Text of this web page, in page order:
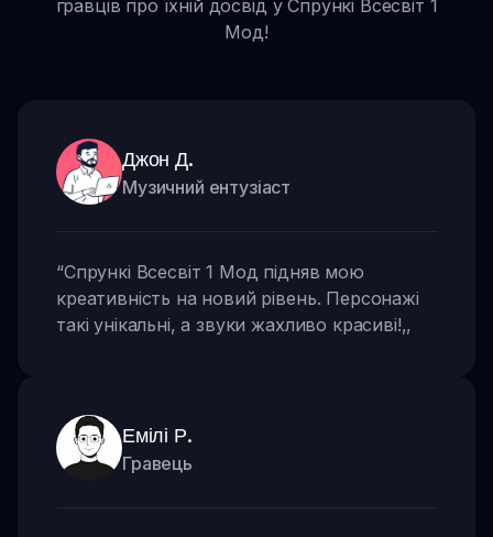
гравців про їхній досвід у Спрункі Всесвіт 1
Мод!
Джон Д.
Музичний ентузіаст
“Спрункі Всесвіт 1 Мод підняв мою
креативність на новий рівень. Персонажі
такі унікальні, а звуки жахливо красиві!,,
Емілі Р.
Гравець